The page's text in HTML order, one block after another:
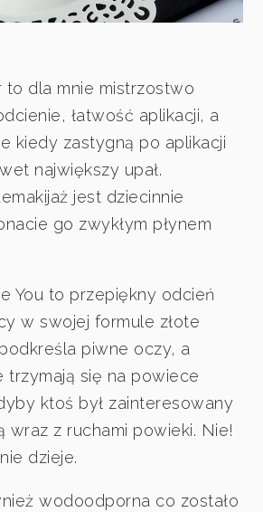
to dla mnie mistrzostwo
łatwość aplikacji, a
kiedy zastygną po aplikacji
największy upał.
jest dziecinnie
go zwykłym płynem
You to przepiękny odcień
w swojej formule złote
piwne oczy, a
trzymają się na powiece
ktoś był zainteresowany
wraz z ruchami powieki. Nie!
dzieje.
wodoodporna co zostało